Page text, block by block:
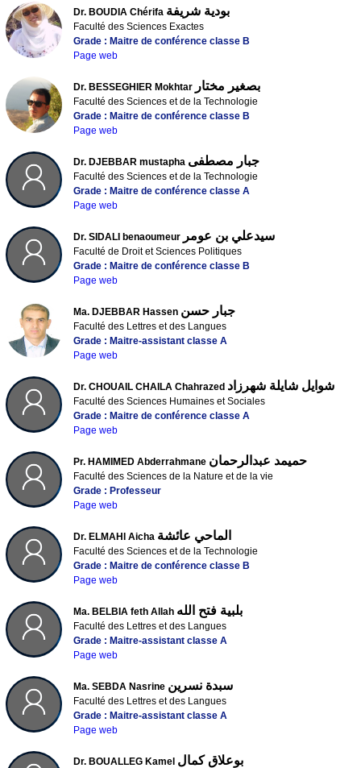
Dr. BOUDIA Chérifa بودية شريفة
Faculté des Sciences Exactes
Grade : Maitre de conférence classe B
Page web
Dr. BESSEGHIER Mokhtar بصغير مختار
Faculté des Sciences et de la Technologie
Grade : Maitre de conférence classe B
Page web
Dr. DJEBBAR mustapha جبار مصطفى
Faculté des Sciences et de la Technologie
Grade : Maitre de conférence classe A
Page web
Dr. SIDALI benaoumeur سيدعلي بن عومر
Faculté de Droit et Sciences Politiques
Grade : Maitre de conférence classe B
Page web
Ma. DJEBBAR Hassen جبار حسن
Faculté des Lettres et des Langues
Grade : Maitre-assistant classe A
Page web
Dr. CHOUAIL CHAILA Chahrazed شوايل شايلة شهرزاد
Faculté des Sciences Humaines et Sociales
Grade : Maitre de conférence classe A
Page web
Pr. HAMIMED Abderrahmane حميمد عبدالرحمان
Faculté des Sciences de la Nature et de la vie
Grade : Professeur
Page web
Dr. ELMAHI Aicha الماحي عائشة
Faculté des Sciences et de la Technologie
Grade : Maitre de conférence classe B
Page web
Ma. BELBIA feth Allah بلبية فتح الله
Faculté des Lettres et des Langues
Grade : Maitre-assistant classe A
Page web
Ma. SEBDA Nasrine سبدة نسرين
Faculté des Lettres et des Langues
Grade : Maitre-assistant classe A
Page web
Dr. BOUALLEG Kamel بوعلاق كمال